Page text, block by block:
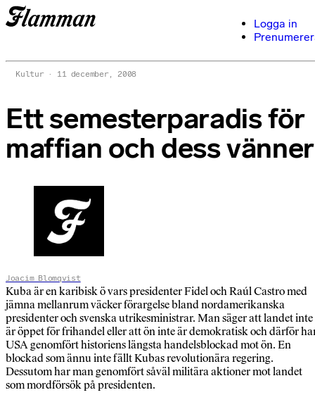
Logga in
Kultur 11 december, 2008
Ett semesterparadis för
maffian och dess vänner
Joacim Blomqvist
Kuba är en karibisk ö vars presidenter Fidel och Raúl Castro med
jämna mellanrum väcker förargelse bland nordamerikanska
presidenter och svenska utrikesministrar. Man säger att landet inte
är öppet för frihandel eller att ön inte är demokratisk och därför
USA genomfört historiens längsta handelsblockad mot ön. En
blockad som ännu inte fällt Kubas revolutionära regering.
Dessutom har man genomfört såväl militära aktioner mot landet
som mordförsök på presidenten.